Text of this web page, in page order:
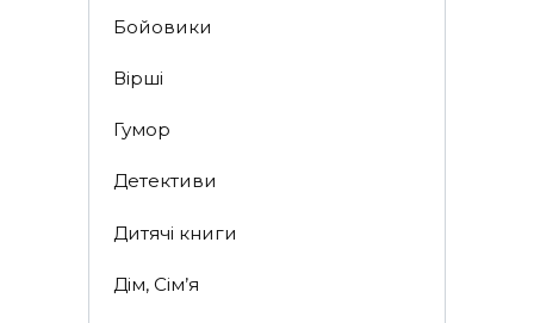
Бойовики
Вірші
Гумор
Детективи
Дитячі книги
Дім, Сім’я